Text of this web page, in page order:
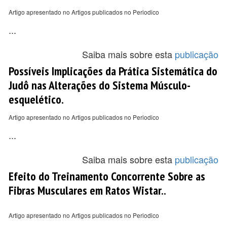
Artigo apresentado no Artigos publicados no Periodico
...
Saiba mais sobre esta publicação
Possíveis Implicações da Prática Sistemática do
Judô nas Alterações do Sistema Músculo-
esquelético.
Artigo apresentado no Artigos publicados no Periodico
...
Saiba mais sobre esta publicação
Efeito do Treinamento Concorrente Sobre as
Fibras Musculares em Ratos Wistar..
Artigo apresentado no Artigos publicados no Periodico